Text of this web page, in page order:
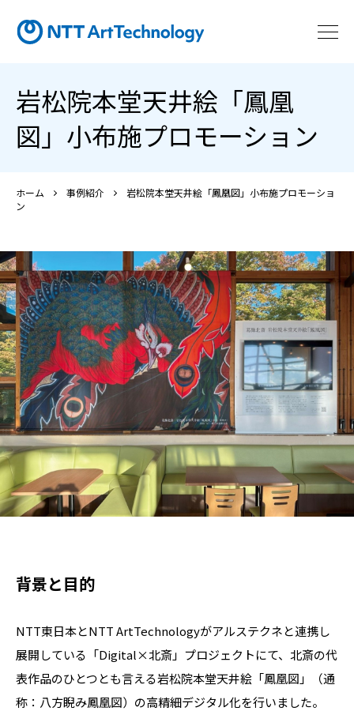
岩松院本堂天井絵「鳳凰
図」小布施プロモーション
ホーム 事例紹介
岩松院本堂天井絵「鳳凰図」小布施プロモーショ
ン
背景と目的
NTT東日本とNTT ArtTechnologyがアルステクネと連携し
展開している「Digital×北斎」プロジェクトにて、北斎の代
表作品のひとつとも言える岩松院本堂天井絵「鳳凰図」（通
称：八方睨み鳳凰図）の高精細デジタル化を行いました。